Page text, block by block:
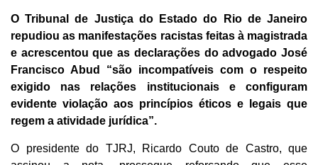
O Tribunal de Justiça do Estado do Rio de Janeiro
repudiou as manifestações racistas feitas à magistrada
e acrescentou que as declarações do advogado José
Francisco Abud “são incompatíveis com o respeito
exigido nas relações institucionais e configuram
evidente violação aos princípios éticos e legais que
regem a atividade jurídica”.
O presidente do TJRJ, Ricardo Couto de Castro, que